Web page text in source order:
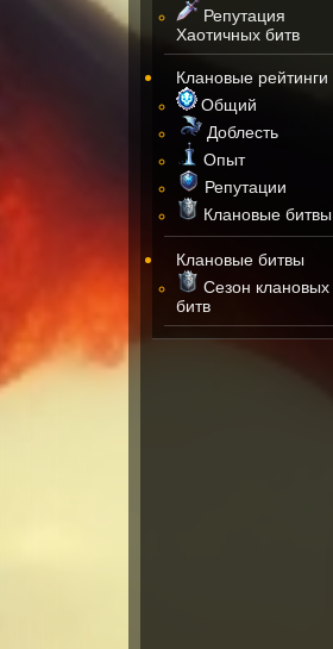
Репутация
Хаотичных битв
Клановые рейтинги
Общий
Доблесть
Опыт
Репутации
Клановые битвы
Клановые битвы
Сезон клановых
битв